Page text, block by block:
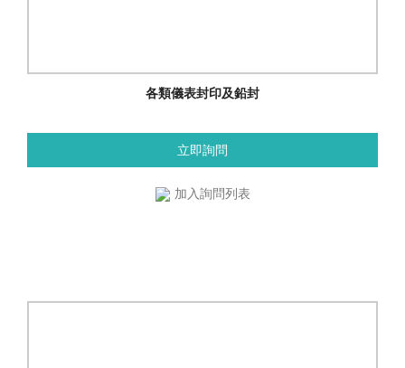
各類儀表封印及鉛封
立即詢問
加入詢問列表